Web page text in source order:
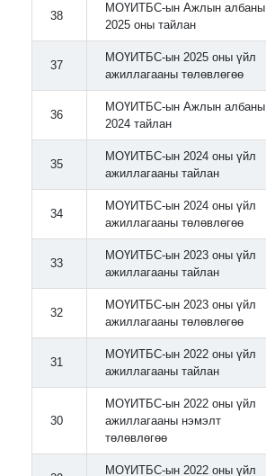
38
МОҮИТБС-ын Ажлын албаны
2025 оны тайлан
37
МОҮИТБС-ын 2025 оны үйл
ажиллагааны төлөвлөгөө
36
МОҮИТБС-ын Ажлын албаны
2024 тайлан
35
МОҮИТБС-ын 2024 оны үйл
ажиллагааны тайлан
34
МОҮИТБС-ын 2024 оны үйл
ажиллагааны төлөвлөгөө
33
МОҮИТБС-ын 2023 оны үйл
ажиллагааны тайлан
32
МОҮИТБС-ын 2023 оны үйл
ажиллагааны төлөвлөгөө
31
МОҮИТБС-ын 2022 оны үйл
ажиллагааны тайлан
30
МОҮИТБС-ын 2022 оны үйл
ажиллагааны нэмэлт
төлөвлөгөө
МОҮИТБС-ын 2022 оны үйл